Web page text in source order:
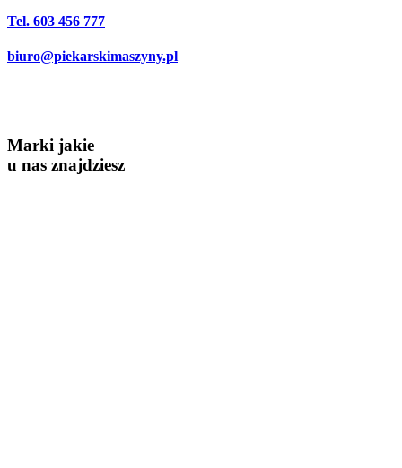
Tel. 603 456 777
biuro@piekarskimaszyny.pl
Marki jakie
u nas znajdziesz